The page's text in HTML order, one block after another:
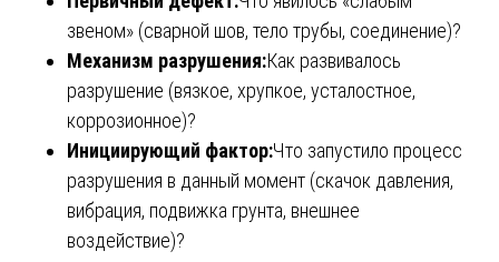
звеном» (сварной шов, тело трубы, соединение)?
Механизм разрушения:Как развивалось
разрушение (вязкое, хрупкое, усталостное,
коррозионное)?
Инициирующий фактор:Что запустило процесс
разрушения в данный момент (скачок давления,
вибрация, подвижка грунта, внешнее
воздействие)?